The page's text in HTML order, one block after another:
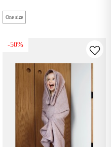
One size
-50%